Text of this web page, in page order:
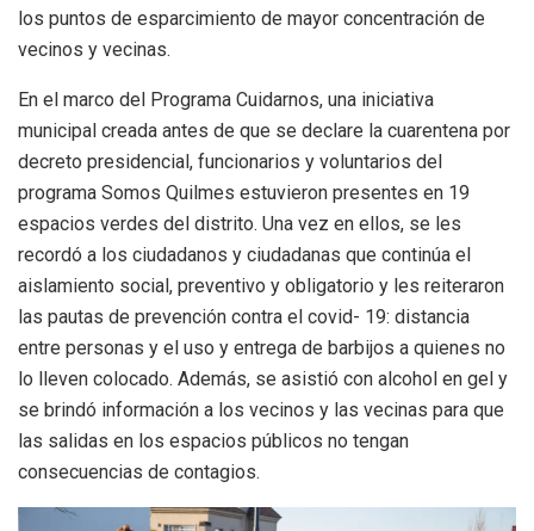
los puntos de esparcimiento de mayor concentración de
vecinos y vecinas.
En el marco del Programa Cuidarnos, una iniciativa
municipal creada antes de que se declare la cuarentena por
decreto presidencial, funcionarios y voluntarios del
programa Somos Quilmes estuvieron presentes en 19
espacios verdes del distrito. Una vez en ellos, se les
recordó a los ciudadanos y ciudadanas que continúa el
aislamiento social, preventivo y obligatorio y les reiteraron
las pautas de prevención contra el covid- 19: distancia
entre personas y el uso y entrega de barbijos a quienes no
lo lleven colocado. Además, se asistió con alcohol en gel y
se brindó información a los vecinos y las vecinas para que
las salidas en los espacios públicos no tengan
consecuencias de contagios.